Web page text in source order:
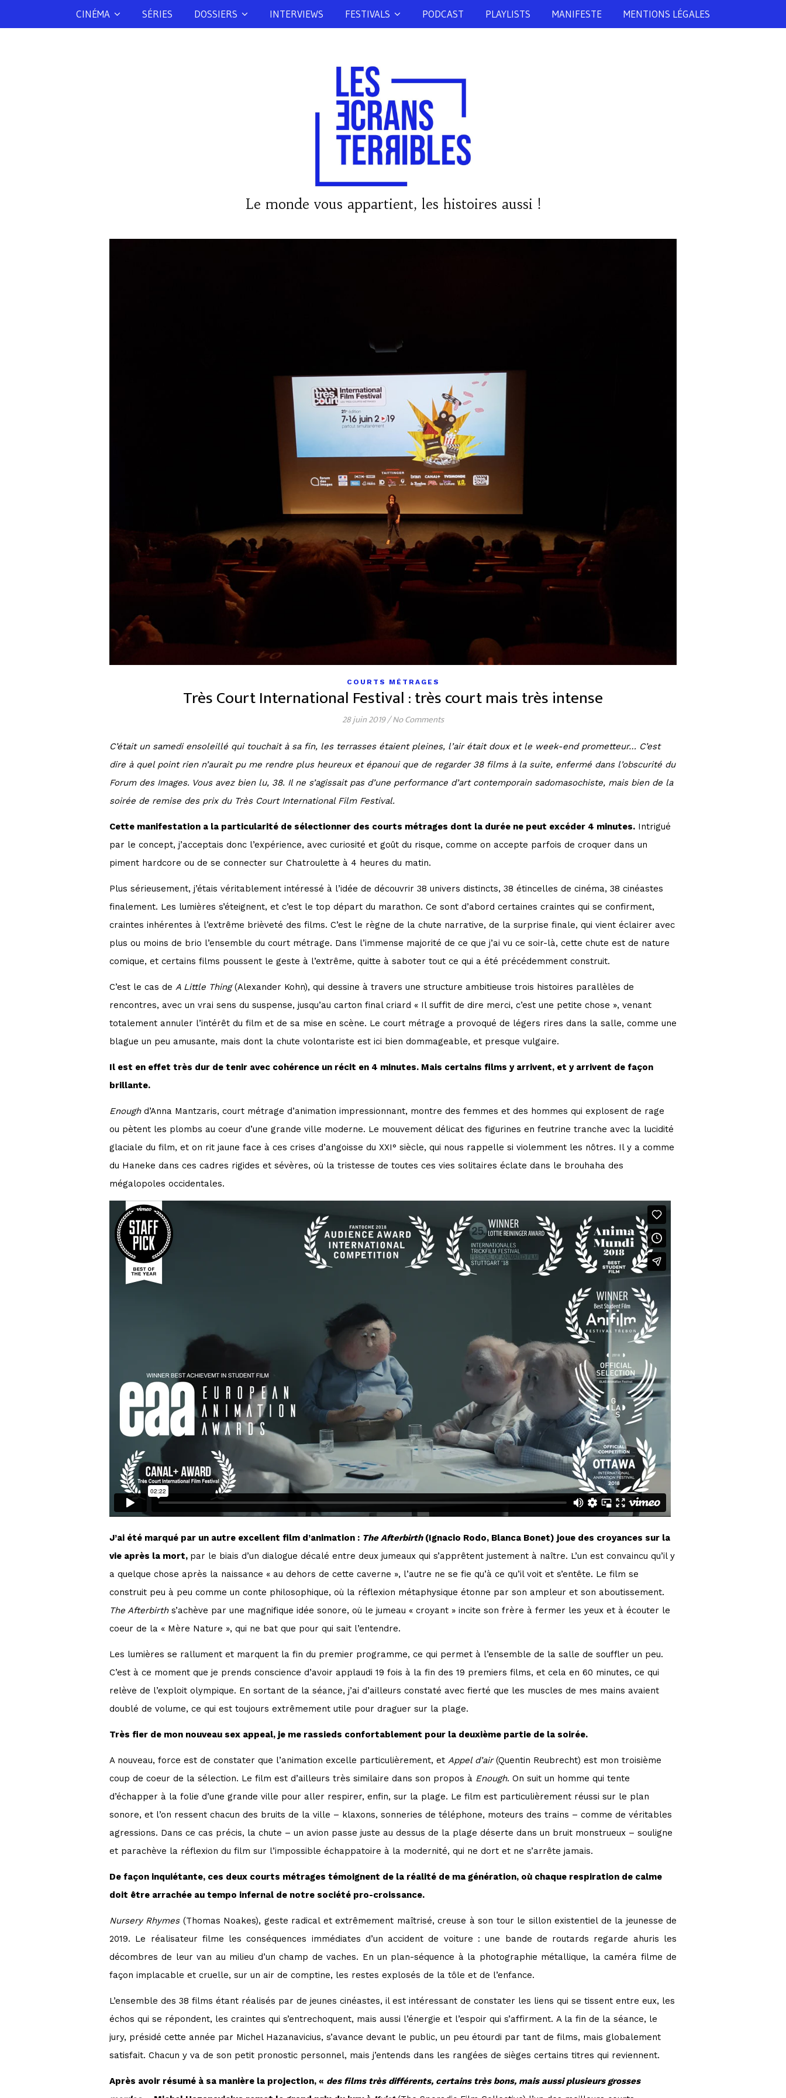
CINÉMA SÉRIES DOSSIERS INTERVIEWS FESTIVALS PODCAST PLAYLISTS MANIFESTE MENTIONS LÉGALES
Le monde vous appartient, les histoires aussi !
COURTS MÉTRAGES
Très Court International Festival : très court mais très intense
28 juin 2019/No Comments
C’était un samedi ensoleillé qui touchait à sa fin, les terrasses étaient pleines, l’air était doux et le week-end prometteur… C’est
dire à quel point rien n’aurait pu me rendre plus heureux et épanoui que de regarder 38 films à la suite, enfermé dans l’obscurité du
Forum des Images. Vous avez bien lu, 38. Il ne s’agissait pas d’une performance d’art contemporain sadomasochiste, mais bien de la
soirée de remise des prix du Très Court International Film Festival.
Cette manifestation a la particularité de sélectionner des courts métrages dont la durée ne peut excéder 4 minutes. Intrigué
par le concept, j’acceptais donc l’expérience, avec curiosité et goût du risque, comme on accepte parfois de croquer dans un
piment hardcore ou de se connecter sur Chatroulette à 4 heures du matin.
Plus sérieusement, j’étais véritablement intéressé à l’idée de découvrir 38 univers distincts, 38 étincelles de cinéma, 38 cinéastes
finalement. Les lumières s’éteignent, et c’est le top départ du marathon. Ce sont d’abord certaines craintes qui se confirment,
craintes inhérentes à l’extrême brièveté des films. C’est le règne de la chute narrative, de la surprise finale, qui vient éclairer avec
plus ou moins de brio l’ensemble du court métrage. Dans l’immense majorité de ce que j’ai vu ce soir-là, cette chute est de nature
comique, et certains films poussent le geste à l’extrême, quitte à saboter tout ce qui a été précédemment construit.
C’est le cas de A Little Thing(Alexander Kohn), qui dessine à travers une structure ambitieuse trois histoires parallèles de
rencontres, avec un vrai sens du suspense, jusqu’au carton final criard « Il suffit de dire merci, c’est une petite chose », venant
totalement annuler l’intérêt du film et de sa mise en scène. Le court métrage a provoqué de légers rires dans la salle, comme une
blague un peu amusante, mais dont la chute volontariste est ici bien dommageable, et presque vulgaire.
Il est en effet très dur de tenir avec cohérence un récit en 4 minutes. Mais certains films y arrivent, et y arrivent de façon
brillante.
Enoughd’Anna Mantzaris, court métrage d’animation impressionnant, montre des femmes et des hommes qui explosent de rage
ou pètent les plombs au coeur d’une grande ville moderne. Le mouvement délicat des figurines en feutrine tranche avec la lucidité
glaciale du film, et on rit jaune face à ces crises d’angoisse du XXI° siècle, qui nous rappelle si violemment les nôtres. Il y a comme
du Haneke dans ces cadres rigides et sévères, où la tristesse de toutes ces vies solitaires éclate dans le brouhaha des
mégalopoles occidentales.
J’ai été marqué par un autre excellent film d’animation : The Afterbirth(Ignacio Rodo, Blanca Bonet) joue des croyances sur la
vie après la mort, par le biais d’un dialogue décalé entre deux jumeaux qui s’apprêtent justement à naître. L’un est convaincu qu’il y
a quelque chose après la naissance « au dehors de cette caverne », l’autre ne se fie qu’à ce qu’il voit et s’entête. Le film se
construit peu à peu comme un conte philosophique, où la réflexion métaphysique étonne par son ampleur et son aboutissement.
The Afterbirths’achève par une magnifique idée sonore, où le jumeau « croyant » incite son frère à fermer les yeux et à écouter le
coeur de la « Mère Nature », qui ne bat que pour qui sait l’entendre.
Les lumières se rallument et marquent la fin du premier programme, ce qui permet à l’ensemble de la salle de souffler un peu.
C’est à ce moment que je prends conscience d’avoir applaudi 19 fois à la fin des 19 premiers films, et cela en 60 minutes, ce qui
relève de l’exploit olympique. En sortant de la séance, j’ai d’ailleurs constaté avec fierté que les muscles de mes mains avaient
doublé de volume, ce qui est toujours extrêmement utile pour draguer sur la plage.
Très fier de mon nouveau sex appeal, je me rassieds confortablement pour la deuxième partie de la soirée.
A nouveau, force est de constater que l’animation excelle particulièrement, et Appel d’air(Quentin Reubrecht) est mon troisième
coup de coeur de la sélection. Le film est d’ailleurs très similaire dans son propos à Enough. On suit un homme qui tente
d’échapper à la folie d’une grande ville pour aller respirer, enfin, sur la plage. Le film est particulièrement réussi sur le plan
sonore, et l’on ressent chacun des bruits de la ville – klaxons, sonneries de téléphone, moteurs des trains – comme de véritables
agressions. Dans ce cas précis, la chute – un avion passe juste au dessus de la plage déserte dans un bruit monstrueux – souligne
et parachève la réflexion du film sur l’impossible échappatoire à la modernité, qui ne dort et ne s’arrête jamais.
De façon inquiétante, ces deux courts métrages témoignent de la réalité de ma génération, où chaque respiration de calme
doit être arrachée au tempo infernal de notre société pro-croissance.
Nursery Rhymes(Thomas Noakes), geste radical et extrêmement maîtrisé, creuse à son tour le sillon existentiel de la jeunesse de
2019. Le réalisateur filme les conséquences immédiates d’un accident de voiture : une bande de routards regarde ahuris les
décombres de leur van au milieu d’un champ de vaches. En un plan-séquence à la photographie métallique, la caméra filme de
façon implacable et cruelle, sur un air de comptine, les restes explosés de la tôle et de l’enfance.
L’ensemble des 38 films étant réalisés par de jeunes cinéastes, il est intéressant de constater les liens qui se tissent entre eux, les
échos qui se répondent, les craintes qui s’entrechoquent, mais aussi l’énergie et l’espoir qui s’affirment. A la fin de la séance, le
jury, présidé cette année par Michel Hazanavicius, s’avance devant le public, un peu étourdi par tant de films, mais globalement
satisfait. Chacun y va de son petit pronostic personnel, mais j’entends dans les rangées de sièges certains titres qui reviennent.
Après avoir résumé à sa manière la projection, « des films très différents, certains très bons, mais aussi plusieurs grosses